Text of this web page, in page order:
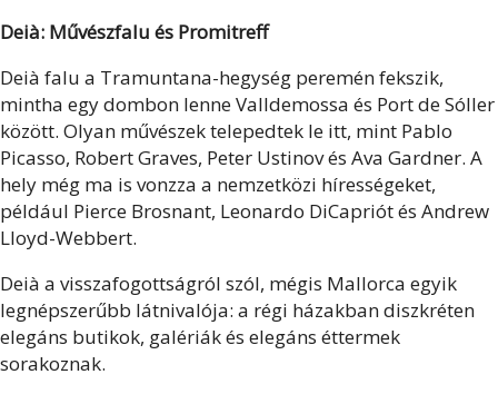
Deià: Művészfalu és Promitreff
Deià falu a Tramuntana-hegység peremén fekszik,
mintha egy dombon lenne Valldemossa és Port de Sóller
között. Olyan művészek telepedtek le itt, mint Pablo
Picasso, Robert Graves, Peter Ustinov és Ava Gardner. A
hely még ma is vonzza a nemzetközi hírességeket,
például Pierce Brosnant, Leonardo DiCapriót és Andrew
Lloyd-Webbert.
Deià a visszafogottságról szól, mégis Mallorca egyik
legnépszerűbb látnivalója: a régi házakban diszkréten
elegáns butikok, galériák és elegáns éttermek
sorakoznak.